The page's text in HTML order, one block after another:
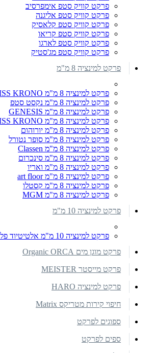
פרקט קוויק סטפ אימפרסיב
פרקט קוויק סטפ אליגנה
פרקט קוויק סטפ קלאסיק
פרקט קוויק סטפ קריאו
פרקט קוויק סטפ לארגו
פרקט קוויק סטפ מג'סטיק
פרקט למינציה 8 מ"מ
פרקט למינציה 8 מ"מ SWISS KRONO
פרקט למינציה 8 מ"מ נקסט סטפ
פרקט למינציה 8 מ"מ GENESIS
פרקט למינציה 8 מ"מ SWISS KRONO רחב
פרקט למינציה 8 מ"מ יורוהום
פרקט למינציה 8 מ"מ סופר נטורל
פרקט למינציה 8 מ"מ Classen
פרקט למינציה 8 מ"מ סינכרום
פרקט למינציה 8 מ"מ ואריו
פרקט למינציה 8 מ"מ art floor
פרקט למינציה 8 מ"מ קסטלו
פרקט למינציה 8 מ"מ MGM
פרקט למינציה 10 מ"מ
פרקט למינציה 10 מ"מ אלטיטיוד פלוס
פרקט מוגן מים Organic ORCA
פרקט מייסטר MEISTER
פרקט למינציה HARO
חיפוי קירות מטריקס Matrix
ספוגים לפרקט
ספים לפרקט